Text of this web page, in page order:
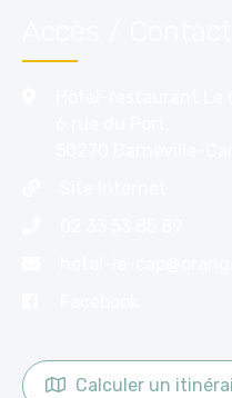
Calculer un